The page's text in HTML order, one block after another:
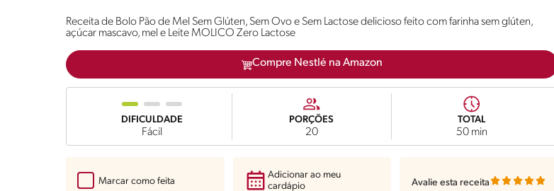
Receita de Bolo Pão de Mel Sem Glúten, Sem Ovo e Sem Lactose delicioso feito com farinha sem glúten,
açúcar mascavo, mel e Leite MOLICO Zero Lactose
Compre Nestlé na Amazon
DIFICULDADE
Fácil
PORÇÕES
20
TOTAL
50 min
Marcar como feita
Adicionar ao meu
cardápio
Avalie esta receita